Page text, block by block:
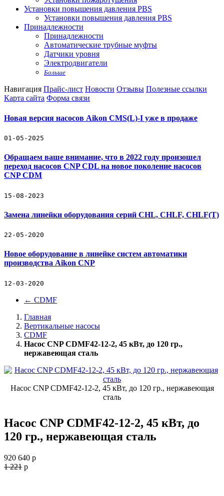
Установки повышения давления PBS
Установки повышения давления PBS
Принадлежности
Принадлежности
Автоматические трубные муфты
Датчики уровня
Электродвигатели
Больше
Навигация Прайс-лист Новости Отзывы Полезные ссылки
Карта сайта Форма связи
Новая версия насосов Aikon CMS(L)-I уже в продаже
01-05-2025
Обращаем ваше внимание, что в 2022 году произошел
переход насосов CNP CDL на новое поколение насосов
CNP CDM
15-08-2023
Замена линейки оборудования серий CHL, CHLF, CHLF(T)
22-05-2020
Новое оборудование в линейке систем автоматики
производства Aikon CNP
12-03-2020
← CDMF
Главная
Вертикальные насосы
CDMF
Насос CNP CDMF42-12-2, 45 кВт, до 120 гр.,
нержавеющая cталь
Насос CNP CDMF42-12-2, 45 кВт, до 120 гр., нержавеющая
cталь
Насос CNP CDMF42-12-2, 45 кВт, до
120 гр., нержавеющая cталь
920 640 p
1 221 p